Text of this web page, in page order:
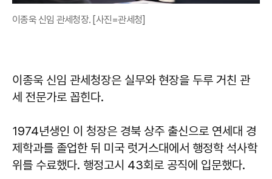
이종욱 신임 관세청장. [사진=관세청]
이종욱 신임 관세청장은 실무와 현장을 두루 거친 관
세 전문가로 꼽힌다.
1974년생인 이 청장은 경북 상주 출신으로 연세대 경
제학과를 졸업한 뒤 미국 럿거스대에서 행정학 석사학
위를 수료했다. 행정고시 43회로 공직에 입문했다.